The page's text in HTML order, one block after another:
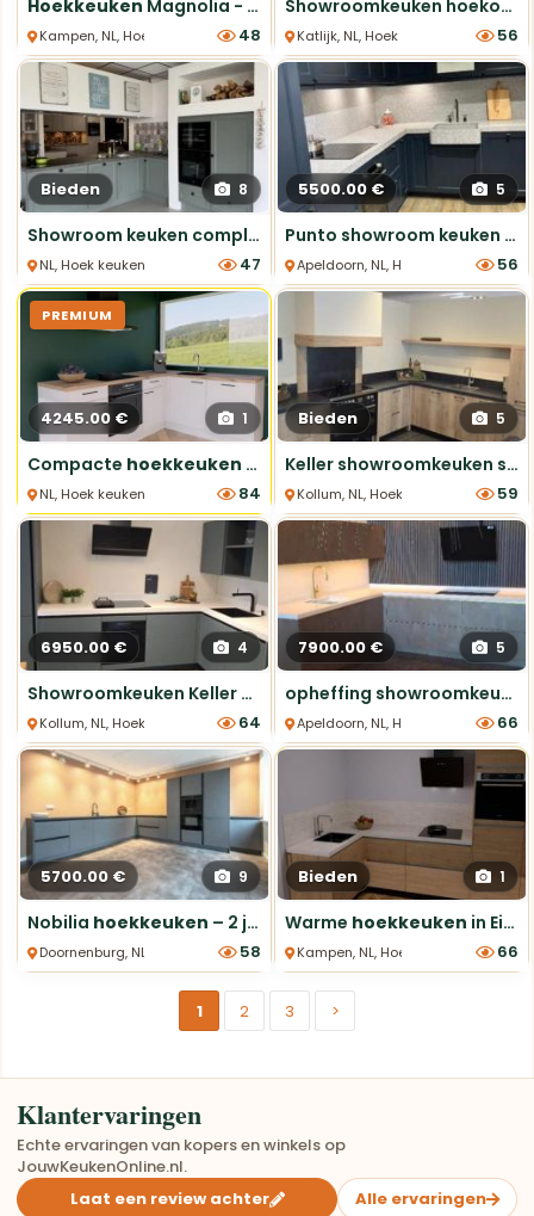
Hoekkeuken Magnolia - Compleet & Stijlvol
Kampen, NL, Hoek keukens 48
Showroomkeuken hoekopstelling houtlook 249,5x249,5 cm ETNA
Katlijk, NL, Hoek keukens 56
Bieden 8
Showroom keuken compleet met apparatuur €5.245
NL, Hoek keukens 47
5500.00 € 5
Punto showroom keuken Midnight Blue 340x218cm
Apeldoorn, NL, Hoek keukens 56
PREMIUM
4245.00 € 1
Compacte hoekkeuken
NL, Hoek keukens 84
Bieden 5
Keller showroomkeuken stoer inclusief fornuis
Kollum, NL, Hoek keukens 59
6950.00 € 4
Showroomkeuken Keller cactus Groen zeer compleet
Kollum, NL, Hoek keukens 64
7900.00 € 5
opheffing showroomkeuken greeploos. van €24000 voor €7900,=
Apeldoorn, NL, Hoek keukens 66
5700.00 € 9
Nobilia hoekkeuken – 2 jaar oud, Antraciet grijs
Doornenburg, NL, Hoek Keukens58
Bieden 1
Warme hoekkeuken in Eiken Sierra met Greengridz werkblad
Kampen, NL, Hoek keukens 66
1 2 3 >
Klantervaringen
Echte ervaringen van kopers en winkels op
JouwKeukenOnline.nl.
Laat een review achter
Alle ervaringen